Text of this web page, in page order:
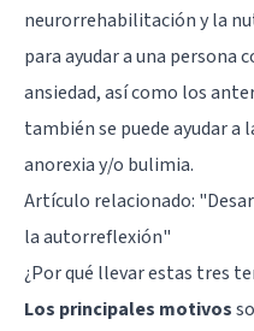
neurorrehabilitación y la
para ayudar a una persona
ansiedad, así como los
también se puede ayudar a
anorexia y/o bulimia.
Artículo relacionado:
la autorreflexión"
¿Por qué llevar estas tres
Los principales motivos